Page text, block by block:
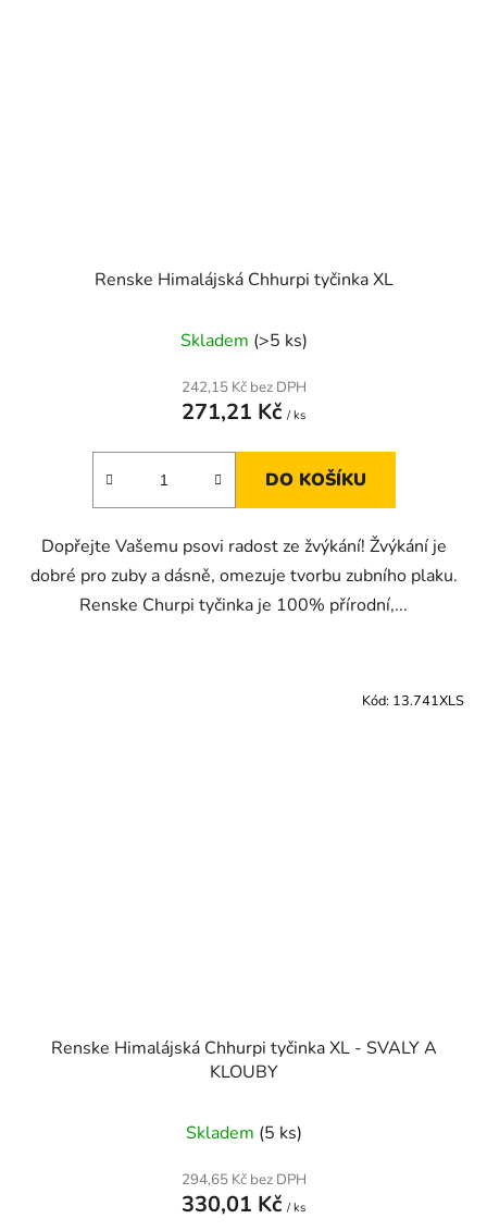
Renske Himalájská Chhurpi tyčinka XL
Skladem (>5 ks)
242,15 Kč bez DPH
271,21 Kč / ks
DO KOŠÍKU
Dopřejte Vašemu psovi radost ze žvýkání! Žvýkání je
dobré pro zuby a dásně, omezuje tvorbu zubního plaku.
Renske Churpi tyčinka je 100% přírodní,...
Renske Himalájská Chhurpi tyčinka XL - SVALY A
KLOUBY
Skladem (5 ks)
294,65 Kč bez DPH
330,01 Kč / ks
Kód: 13.741XLS